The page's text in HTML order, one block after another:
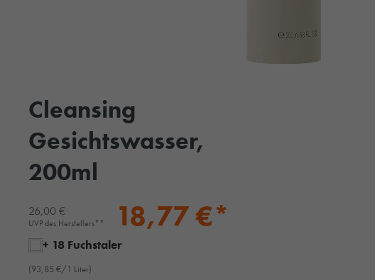
Cleansing
Gesichtswasser,
200ml
26,00 €
UVP des Herstellers** 18,77 €*
+ 18 Fuchstaler
(93,85 €/1 Liter)